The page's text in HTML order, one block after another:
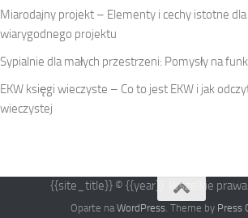
Miarodajny projekt – Elementy i cechy istotne
wiarygodnego projektu
Sypialnie dla małych przestrzeni: Pomysły na
EKW księgi wieczyste – Co to jest EKW i jak
wieczystej
{{site_title}} © {{year}}. Wszelkie
Oparte naWordPress. Theme by Press